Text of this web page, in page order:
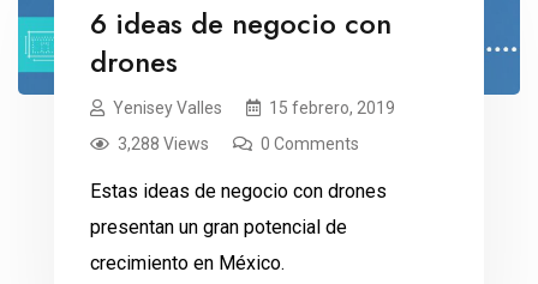
6 ideas de negocio con
drones
Yenisey Valles
15 febrero, 2019
3,288 Views
0 Comments
Estas ideas de negocio con drones
presentan un gran potencial de
crecimiento en México.